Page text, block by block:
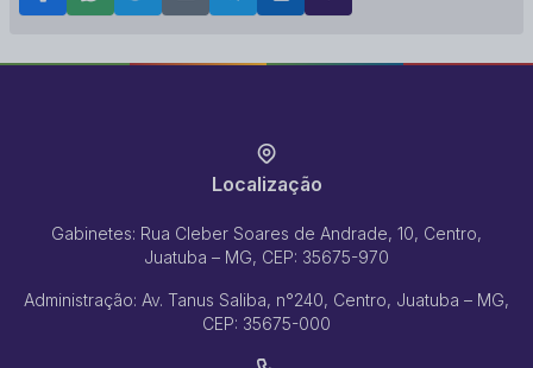
Localização
Gabinetes: Rua Cleber Soares de Andrade, 10, Centro,
Juatuba – MG, CEP: 35675-970
Administração: Av. Tanus Saliba, n°240, Centro, Juatuba – MG,
CEP: 35675-000